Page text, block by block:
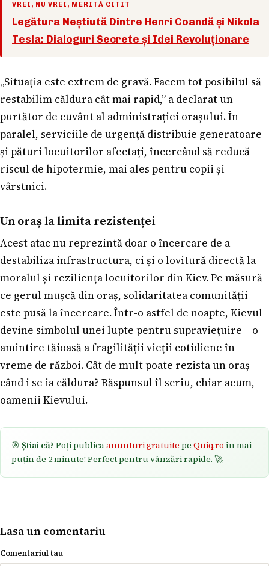
VREI, NU VREI, MERITĂ CITIT
Legătura Neștiută Dintre Henri Coandă și Nikola
Tesla: Dialoguri Secrete și Idei Revoluționare
„Situația este extrem de gravă. Facem tot posibilul să
restabilim căldura cât mai rapid,” a declarat un
purtător de cuvânt al administrației orașului. În
paralel, serviciile de urgență distribuie generatoare
și pături locuitorilor afectați, încercând să reducă
riscul de hipotermie, mai ales pentru copii și
vârstnici.
Un oraș la limita rezistenței
Acest atac nu reprezintă doar o încercare de a
destabiliza infrastructura, ci și o lovitură directă la
moralul și reziliența locuitorilor din Kiev. Pe măsură
ce gerul mușcă din oraș, solidaritatea comunității
este pusă la încercare. Într-o astfel de noapte, Kievul
devine simbolul unei lupte pentru supraviețuire – o
amintire tăioasă a fragilității vieții cotidiene în
vreme de război. Cât de mult poate rezista un oraș
când i se ia căldura? Răspunsul îl scriu, chiar acum,
oamenii Kievului.
🎯 Știai că? Poți publicaanunturi gratuite pe Quiq.ro în mai
puțin de 2 minute! Perfect pentru vânzări rapide. 🚀
Lasa un comentariu
Comentariul tau